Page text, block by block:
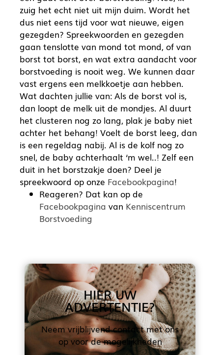
zuig het echt niet uit mijn duim. Wordt het
dus niet eens tijd voor wat nieuwe, eigen
gezegden? Spreekwoorden en gezegden
gaan tenslotte van mond tot mond, of van
borst tot borst, en wat extra aandacht voor
borstvoeding is nooit weg. We kunnen daar
vast ergens een melkkoetje aan hebben.
Wat dachten jullie van: Als de borst vol is,
dan loopt de melk uit de mondjes. Al duurt
het clusteren nog zo lang, plak je baby niet
achter het behang! Voelt de borst leeg, dan
is een regeldag nabij. Al is de kolf nog zo
snel, de baby achterhaalt ‘m wel..! Zelf een
duit in het borstzakje doen? Deel je
spreekwoord op onze Facebookpagina!
Reageren? Dat kan op de
Facebookpagina van Kenniscentrum
Borstvoeding
HIER UW
ADVERTENTIE?
Neem vrijblijvend contact met ons
op voor de mogelijkheden